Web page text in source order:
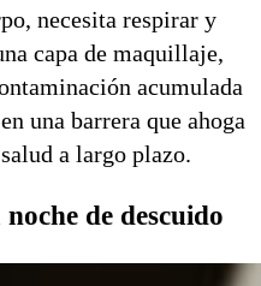
necesita respirar y
capa de maquillaje,
acumulada
una barrera que ahoga
a largo plazo.
de descuido